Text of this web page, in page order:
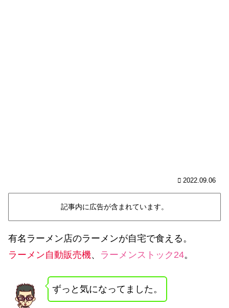
2022.09.06
記事内に広告が含まれています。
有名ラーメン店のラーメンが自宅で食える。
ラーメン自動販売機、 ラーメンストック24。
ずっと気になってました。